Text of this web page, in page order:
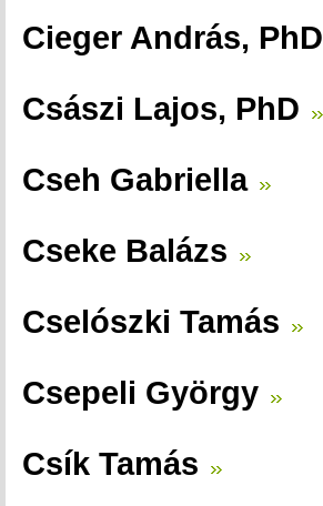
Cieger András, PhD
Császi Lajos, PhD
Cseh Gabriella
Cseke Balázs
Cselószki Tamás
Csepeli György
Csík Tamás